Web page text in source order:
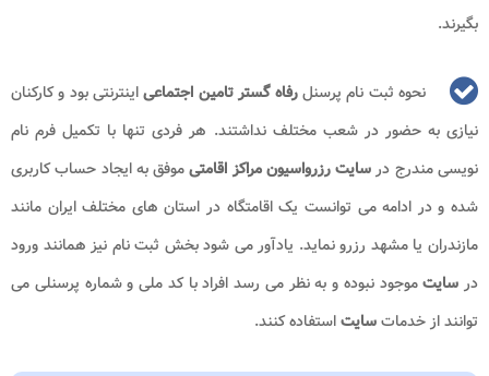
بگیرند.
نحوه ثبت نام پرسنلرفاه گستر تامین اجتماعیاینترنتی بود و کارکنان
نیازی به حضور در شعب مختلف نداشتند. هر فردی تنها با تکمیل فرم نام
نویسی مندرج درسایت رزرواسیون مراکز اقامتیموفق به ایجاد حساب کاربری
شده و در ادامه می توانست یک اقامتگاه در استان های مختلف ایران مانند
مازندران یا مشهد رزرو نماید. یادآور می شود بخش ثبت نام نیز همانند ورود
در سایتموجود نبوده و به نظر می رسد افراد با کد ملی و شماره پرسنلی می
توانند از خدماتسایتاستفاده کنند.